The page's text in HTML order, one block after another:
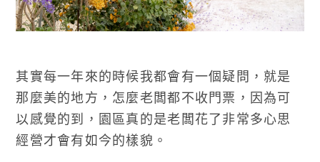
其實每一年來的時候我都會有一個疑問，就是
那麼美的地方，怎麼老闆都不收門票，因為可
以感覺的到，園區真的是老闆花了非常多心思
經營才會有如今的樣貌。